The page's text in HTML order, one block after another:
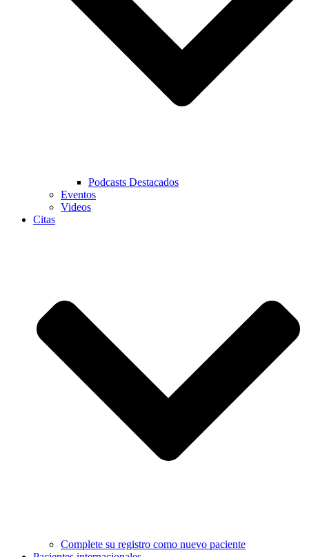
Podcasts Destacados
Eventos
Videos
Citas
Complete su registro como nuevo paciente